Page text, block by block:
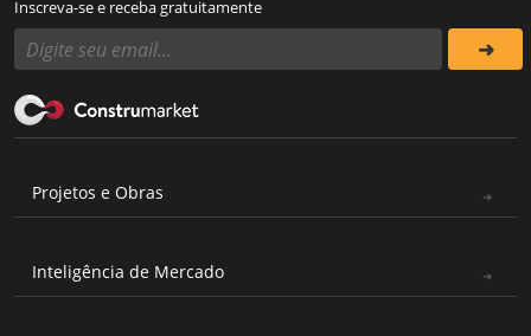
Inscreva-se e receba gratuitamente
Projetos e Obras
Inteligência de Mercado